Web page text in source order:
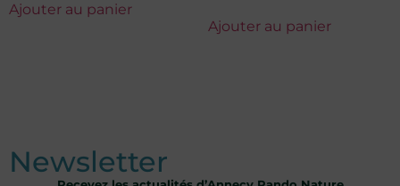
Ajouter au panier
Ajouter au panier
Newsletter